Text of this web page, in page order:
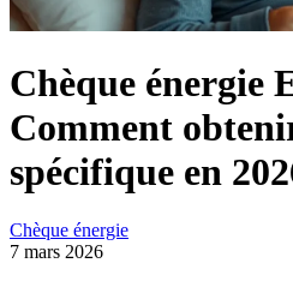
Chèque énergie
Comment
spécifique en
Chèque énergie
7 mars 2026